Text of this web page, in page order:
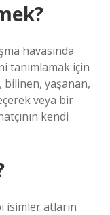
havasında
tanımlamak için
yaşanan,
veya bir
kendi
isimler atların